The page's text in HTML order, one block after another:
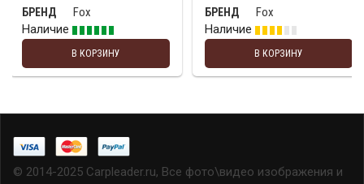
БРЕНД
Fox
Наличие
В КОРЗИНУ
БРЕНД
Fox
Наличие
В КОРЗИНУ
© 2014-2025 Carpleader.ru, Все фото\видео изображения и